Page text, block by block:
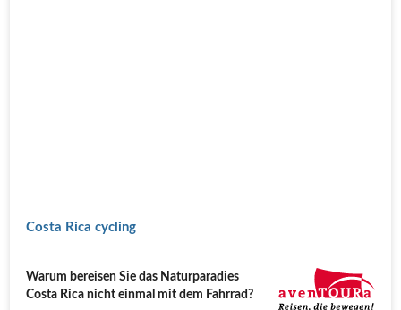
Costa Rica cycling
Warum bereisen Sie das Naturparadies
Costa Rica nicht einmal mit dem Fahrrad?